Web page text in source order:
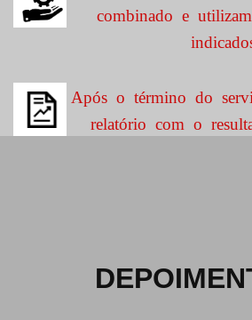
combinado e
Após o término do
relatório com o